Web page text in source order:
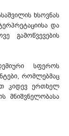
ხსოვნას
და
გამოწვევების
სფეროს
რომლებმაც
კიდევ ერთხელ
მნიშვნელობასა